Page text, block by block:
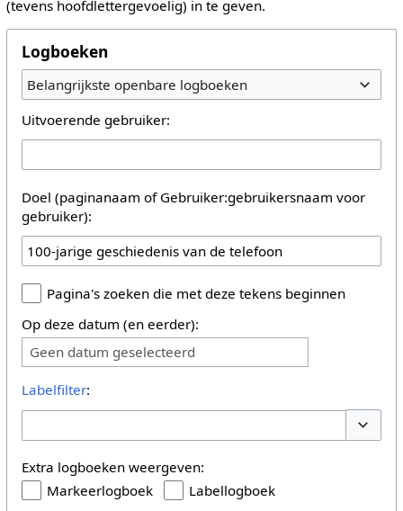
(tevens hoofdlettergevoelig) in te geven.
Logboeken
Belangrijkste openbare logboeken
Uitvoerende gebruiker:
Doel (paginanaam of Gebruiker:gebruikersnaam voor
gebruiker):
Pagina's zoeken die met deze tekens beginnen
Op deze datum (en eerder):
Geen datum geselecteerd
Labelfilter:
Extra logboeken weergeven:
Markeerlogboek
Labellogboek